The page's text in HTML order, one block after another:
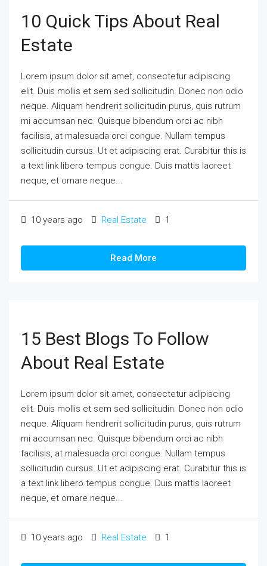
10 Quick Tips About Real
Estate
Lorem ipsum dolor sit amet, consectetur adipiscing
elit. Duis mollis et sem sed sollicitudin. Donec non odio
neque. Aliquam hendrerit sollicitudin purus, quis rutrum
mi accumsan nec. Quisque bibendum orci ac nibh
facilisis, at malesuada orci congue. Nullam tempus
sollicitudin cursus. Ut et adipiscing erat. Curabitur this is
a text link libero tempus congue. Duis mattis laoreet
neque, et ornare neque...
10 years ago Real Estate 1
Read More
15 Best Blogs To Follow
About Real Estate
Lorem ipsum dolor sit amet, consectetur adipiscing
elit. Duis mollis et sem sed sollicitudin. Donec non odio
neque. Aliquam hendrerit sollicitudin purus, quis rutrum
mi accumsan nec. Quisque bibendum orci ac nibh
facilisis, at malesuada orci congue. Nullam tempus
sollicitudin cursus. Ut et adipiscing erat. Curabitur this is
a text link libero tempus congue. Duis mattis laoreet
neque, et ornare neque...
10 years ago Real Estate 1